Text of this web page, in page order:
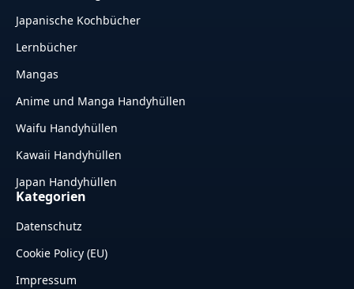
Japanische Kochbücher
Lernbücher
Mangas
Anime und Manga Handyhüllen
Waifu Handyhüllen
Kawaii Handyhüllen
Japan Handyhüllen
Kategorien
Datenschutz
Cookie Policy (EU)
Impressum